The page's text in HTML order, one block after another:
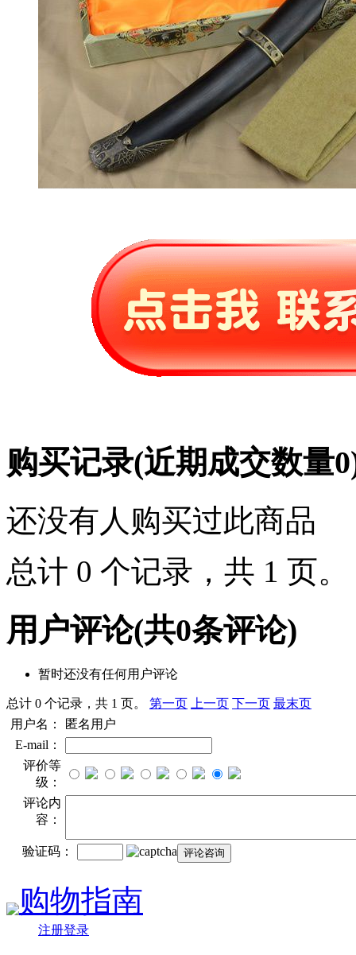
购买记录(近期成交数量0
还没有人购买过此商品
总计 0 个记录，共 1 页。
用户评论(共0条评论)
暂时还没有任何用户评论
总计 0 个记录，共 1 页。 第一页 上一页 下一页 最末页
用户名：
匿名用户
E-mail：
评价等
级：
评论内
容：
验证码：
购物指南
注册登录